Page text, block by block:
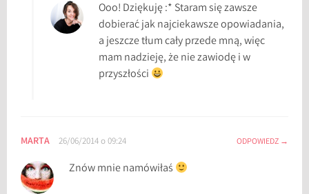
Ooo! Dziękuję :* Staram się zawsze
dobierać jak najciekawsze opowiadania,
a jeszcze tłum cały przede mną, więc
mam nadzieję, że nie zawiodę i w
przyszłości
MARTA 26/06/2014 o 09:24 ODPOWIEDZ
Znów mnie namówiłaś